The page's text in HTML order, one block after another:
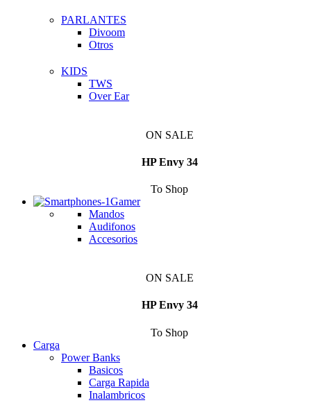
PARLANTES
Divoom
Otros
KIDS
TWS
Over Ear
ON SALE
HP Envy 34
To Shop
Gamer
Mandos
Audifonos
Accesorios
ON SALE
HP Envy 34
To Shop
Carga
Power Banks
Basicos
Carga Rapida
Inalambricos